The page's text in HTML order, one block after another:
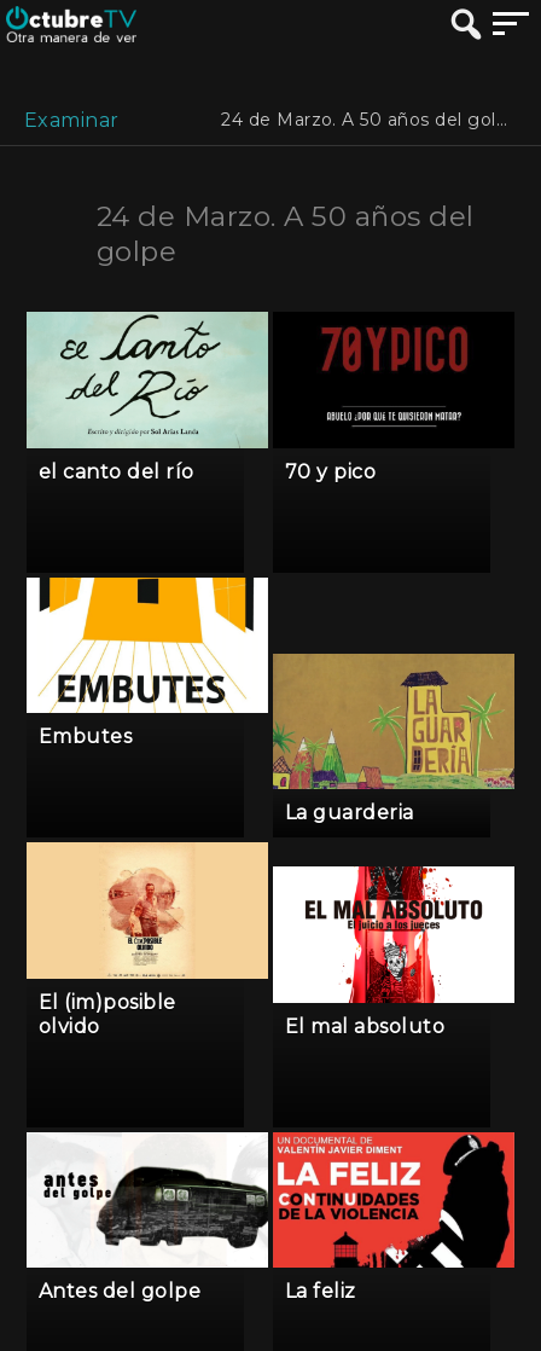
Examinar 24 de Marzo. A 50 años del golpe
24 de Marzo. A 50 años del
golpe
el canto del río 70 y pico
Embutes
La guarderia
El (im)posible
olvido
El mal absoluto
Antes del golpe La feliz